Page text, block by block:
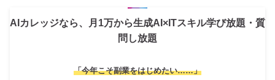
AIカレッジなら、月1万から生成AI×ITスキル学び放題・質
問し放題
「今年こそ副業をはじめたい……」